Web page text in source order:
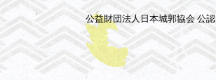
公益財団法人日本城郭協会 公認